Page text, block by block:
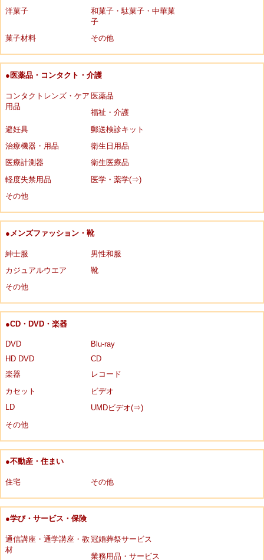
洋菓子
和菓子・駄菓子・中華菓
子
菓子材料
その他
●医薬品・コンタクト・介護
コンタクトレンズ・ケア
用品
医薬品
福祉・介護
避妊具
郵送検診キット
治療機器・用品
衛生日用品
医療計測器
衛生医療品
軽度失禁用品
医学・薬学(⇒)
その他
●メンズファッション・靴
紳士服
男性和服
カジュアルウエア
靴
その他
●CD・DVD・楽器
DVD
Blu-ray
HD DVD
CD
楽器
レコード
カセット
ビデオ
LD
UMDビデオ(⇒)
その他
●不動産・住まい
住宅 その他
●学び・サービス・保険
通信講座・通学講座・教
材
冠婚葬祭サービス
業務用品・サービス